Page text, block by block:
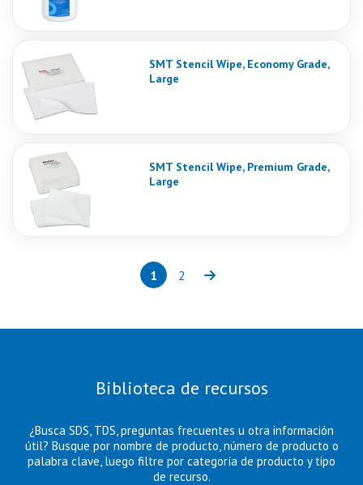
SMT Stencil Wipe, Economy Grade,
Large
SMT Stencil Wipe, Premium Grade,
Large
Page
1(current)
Page
2 Next
Biblioteca de recursos
¿Busca SDS, TDS, preguntas frecuentes u otra información
útil? Busque por nombre de producto, número de producto o
palabra clave, luego filtre por categoría de producto y tipo
de recurso.